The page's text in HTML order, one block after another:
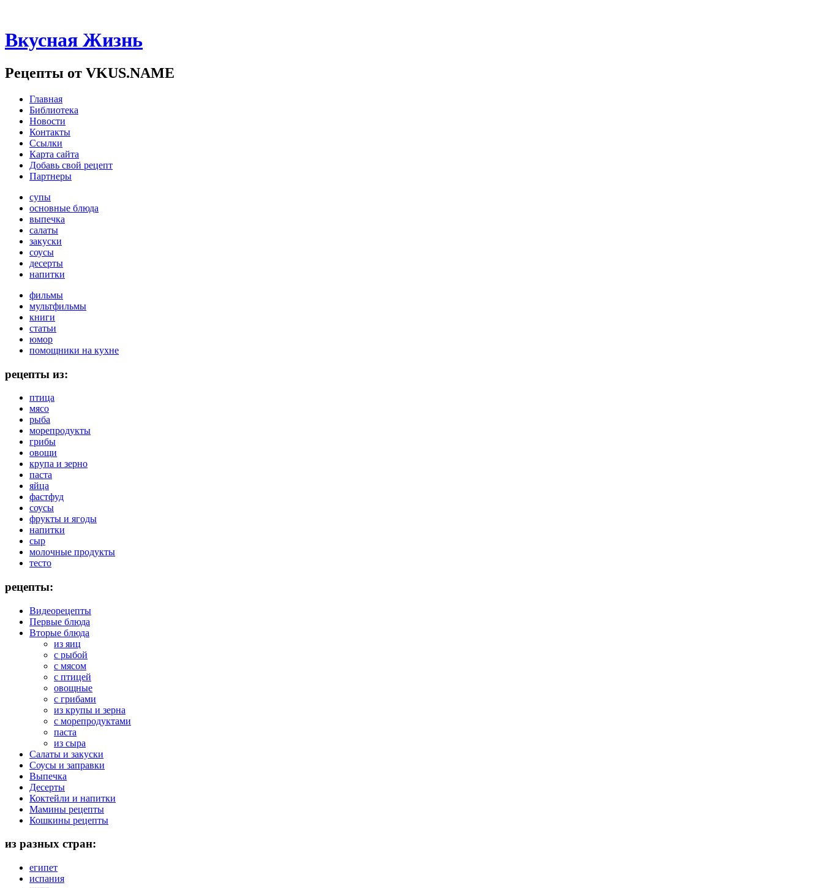
Вкусная Жизнь
Рецепты от VKUS.NAME
Главная
Библиотека
Новости
Контакты
Ссылки
Карта сайта
Добавь свой рецепт
Партнеры
супы
основные блюда
выпечка
салаты
закуски
соусы
десерты
напитки
фильмы
мультфильмы
книги
статьи
юмор
помощники на кухне
рецепты из:
птица
мясо
рыба
морепродукты
грибы
овощи
крупа и зерно
паста
яйца
фастфуд
соусы
фрукты и ягоды
напитки
сыр
молочные продукты
тесто
рецепты:
Видеорецепты
Первые блюда
Вторые блюда
из яиц
с рыбой
с мясом
с птицей
овощные
с грибами
из крупы и зерна
с морепродуктами
паста
из сыра
Салаты и закуски
Соусы и заправки
Выпечка
Десерты
Коктейли и напитки
Мамины рецепты
Кошкины рецепты
из разных стран:
египет
испания